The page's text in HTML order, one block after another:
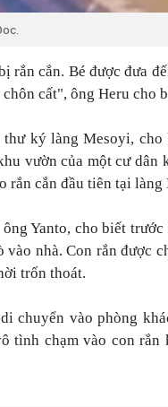
rắn cắn. Bé được đưa
cất", ông Heru cho
ký làng Mesoyi, cho
vườn của một cư dân
rắn cắn đầu tiên tại làng
Yanto, cho biết
nhà. Con rắn được
trốn thoát.
chuyển vào phòng
tình chạm vào con rắn